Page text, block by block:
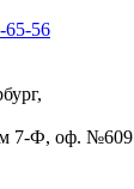
65-56
7-Ф, оф. №609